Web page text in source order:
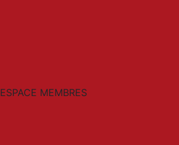
ESPACE MEMBRES